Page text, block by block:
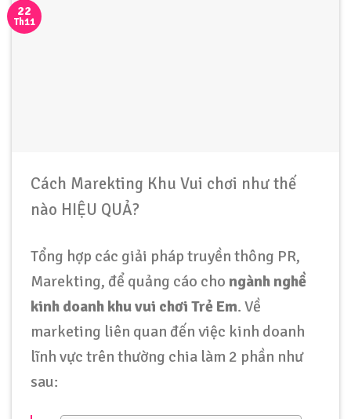
22
Th11
Cách Marekting Khu Vui chơi như thế
nào HIỆU QUẢ?
Tổng hợp các giải pháp truyền thông PR,
Marekting, để quảng cáo cho ngành nghề
kinh doanh khu vui chơi Trẻ Em. Về
marketing liên quan đến việc kinh doanh
lĩnh vực trên thường chia làm 2 phần như
sau: